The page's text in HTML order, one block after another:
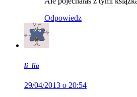
Odpowiedz
li_lia
29/04/2013 o 20:54